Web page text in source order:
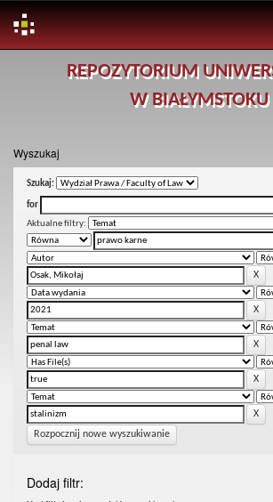
REPOZYTORIUM
W BIAŁYMSTOKU
Wyszukaj
Szukaj:
for
Aktualne filtry:
Rozpocznij nowe wyszukiwanie
Dodaj filtr: